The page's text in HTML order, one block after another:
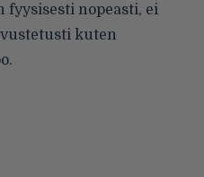
fyysisesti nopeasti, ei
kuten